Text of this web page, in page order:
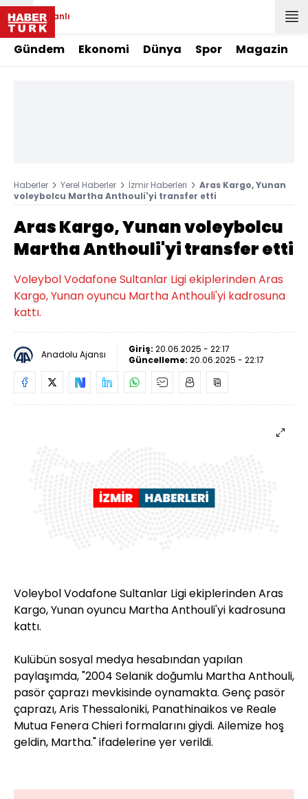
Canlı
Gündem Ekonomi Dünya Spor Magazin
Haberler Yerel Haberler İzmir Haberleri
Aras Kargo, Yunan
voleybolcu Martha Anthouli'yi transfer etti
Aras Kargo, Yunan voleybolcu
Martha Anthouli'yi transfer etti
Voleybol Vodafone Sultanlar Ligi ekiplerinden Aras
Kargo, Yunan oyuncu Martha Anthouli'yi kadrosuna
kattı.
Anadolu Ajansı Giriş: 20.06.2025 - 22:17
Güncelleme: 20.06.2025 - 22:17
Voleybol Vodafone Sultanlar Ligi ekiplerinden Aras
Kargo, Yunan oyuncu Martha Anthouli'yi kadrosuna
kattı.
Kulübün sosyal medya hesabından yapılan
paylaşımda, "2004 Selanik doğumlu Martha Anthouli,
pasör çaprazı mevkisinde oynamakta. Genç pasör
çaprazı, Aris Thessaloniki, Panathinaikos ve Reale
Mutua Fenera Chieri formalarını giydi. Ailemize hoş
geldin, Martha." ifadelerine yer verildi.